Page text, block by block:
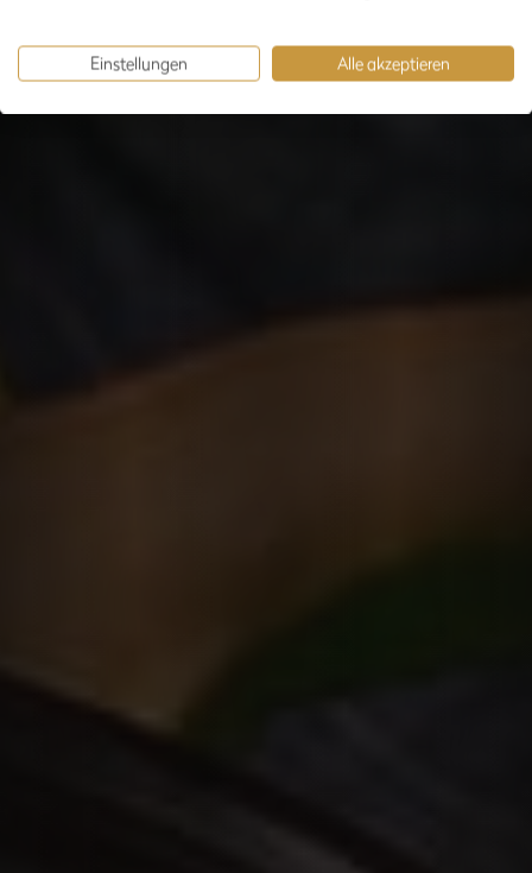
Einstellungen Alle akzeptieren